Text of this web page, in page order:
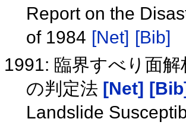
Report on the
of 1984 [Net] [Bib]
1991: 臨界すべり面
の判定法 [Net]
Landslide